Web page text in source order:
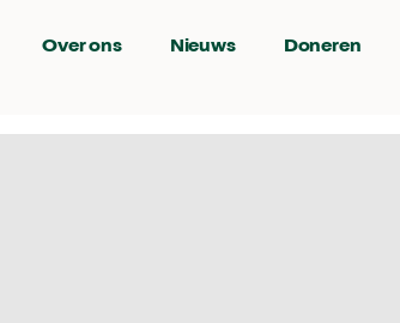
Over ons Nieuws Doneren